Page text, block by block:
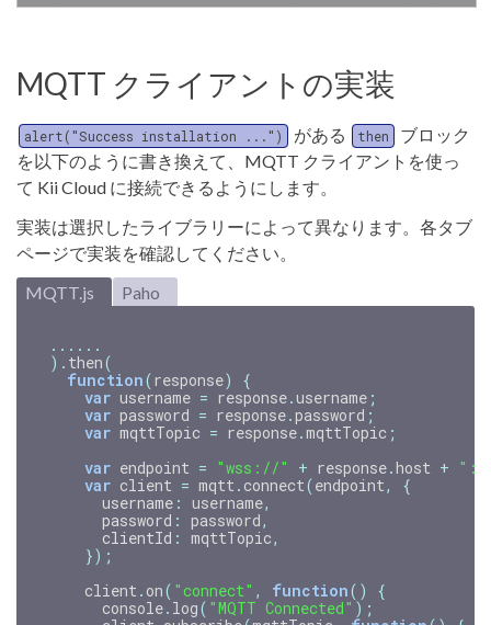
MQTT クライアントの実装
alert("Success installation ...") がある then
ブロック
を以下のように書き換えて、MQTT クライアントを使っ
て Kii Cloud に接続できるようにします。
実装は選択したライブラリーによって異なります。各タブ
ページで実装を確認してください。
MQTT.js
Paho
......
). then(
function(response)
{
var username = response.username ;
var password = response.password ;
var mqttTopic = response.mqttTopic ;
var endpoint = "wss://" + response.host + ":"
var client = mqtt . connect(endpoint,
{
username : username,
password : password,
clientId : mqttTopic,
});
client . on( "connect" , function()
{
console. log( "MQTT Connected" );